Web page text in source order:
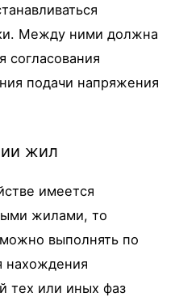
Между ними должна
согласования
подачи напряжения
жил
имеется
жилами, то
выполнять по
нахождения
тех или иных фаз